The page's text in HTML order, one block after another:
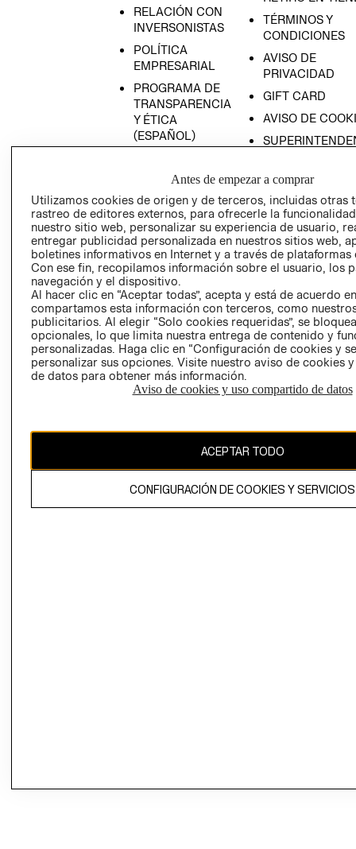
RELACIÓN CON
INVERSONISTAS
POLÍTICA
EMPRESARIAL
PROGRAMA DE
TRANSPARENCIA
Y ÉTICA
(ESPAÑOL)
TRANSPARENCIA
TÉRMINOS Y
CONDICIONES
AVISO DE
PRIVACIDAD
GIFT CARD
AVISO DE
PETICIONES
QUEJAS Y
RECLAMOS
Colombia ($)
CAMBIAR REGIÓN
El contenido de esta página web está protegido por copyright y es
propiedad de H&M Hennes & Mauritz AB.
Antes de empezar a comprar
Utilizamos cookies de origen y de terceros, incluidas otras
rastreo de editores externos, para ofrecerle la
nuestro sitio web, personalizar su experiencia de usuario,
entregar publicidad personalizada en nuestros sitios web,
boletines informativos en Internet y a través de plataformas
Con ese fin, recopilamos información sobre el usuario, los
navegación y el dispositivo.
Al hacer clic en “Aceptar todas”, acepta y está de acuerdo
compartamos esta información con terceros, como
publicitarios. Al elegir “Solo cookies requeridas”, se
opcionales, lo que limita nuestra entrega de contenido y
personalizadas. Haga clic en “Configuración de cookies y
personalizar sus opciones. Visite nuestro aviso de cookies
de datos para obtener más información.
Aviso de cookies y uso compartido de datos
ACEPTAR TODO
CONFIGURACIÓN DE COOKIES Y SERVICIOS